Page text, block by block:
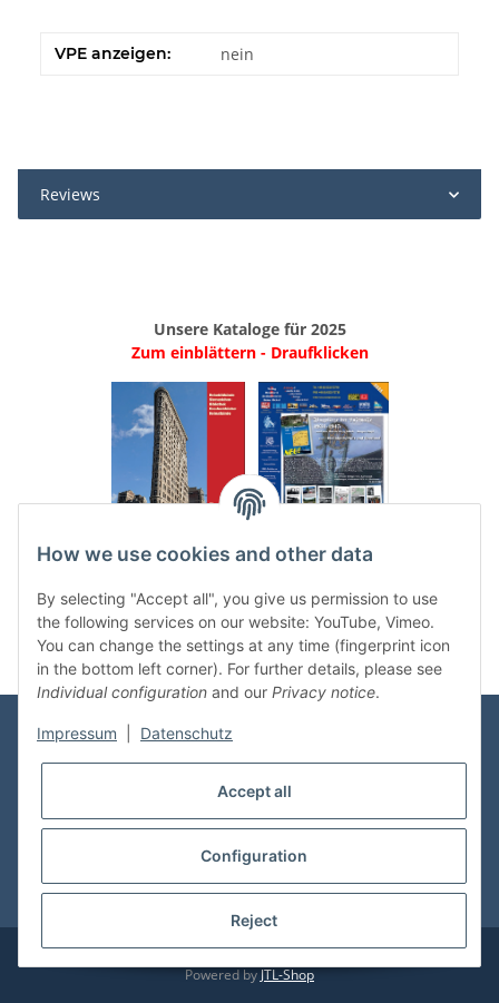
VPE anzeigen: nein
Reviews
Unsere Kataloge für 2025
Zum einblättern - Draufklicken
. ..
Categories
Shop Service
* All prices incl. VAT, plusshipping fees
© vdmedien24.de Visitor counter: 10681388
Powered by JTL-Shop
How we use cookies and other data
By selecting "Accept all", you give us permission to use
the following services on our website: YouTube, Vimeo.
You can change the settings at any time (fingerprint icon
in the bottom left corner). For further details, please see
Individual configuration and our Privacy notice.
Impressum Datenschutz
Accept all
Configuration
Reject